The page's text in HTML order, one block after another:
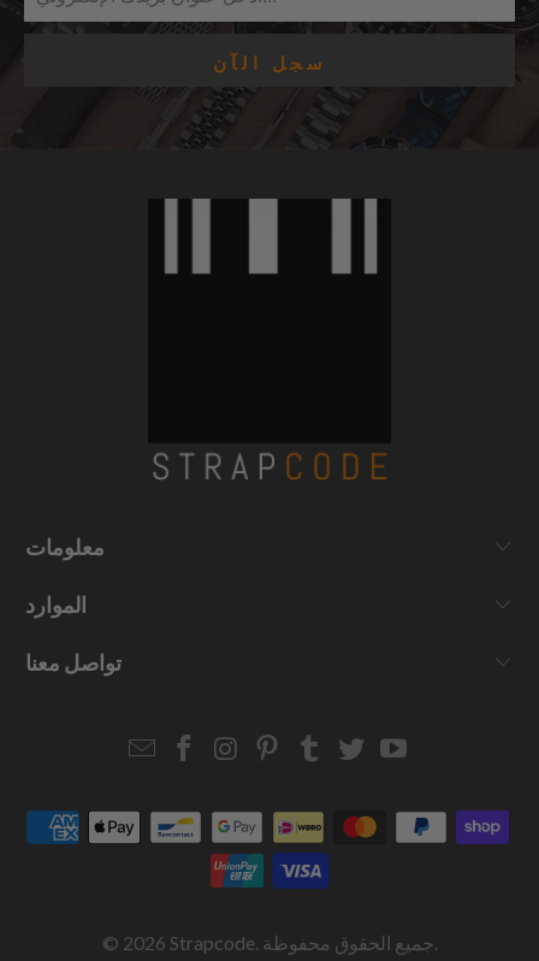
معلومات
الموارد
تواصل معنا
EmailStrapcode
Facebook
Strapcode
Instagram
Strapcode
Pinterest
Strapcode
Tumblr
Strapcode
TwitterYouTube
© 2026 Strapcode